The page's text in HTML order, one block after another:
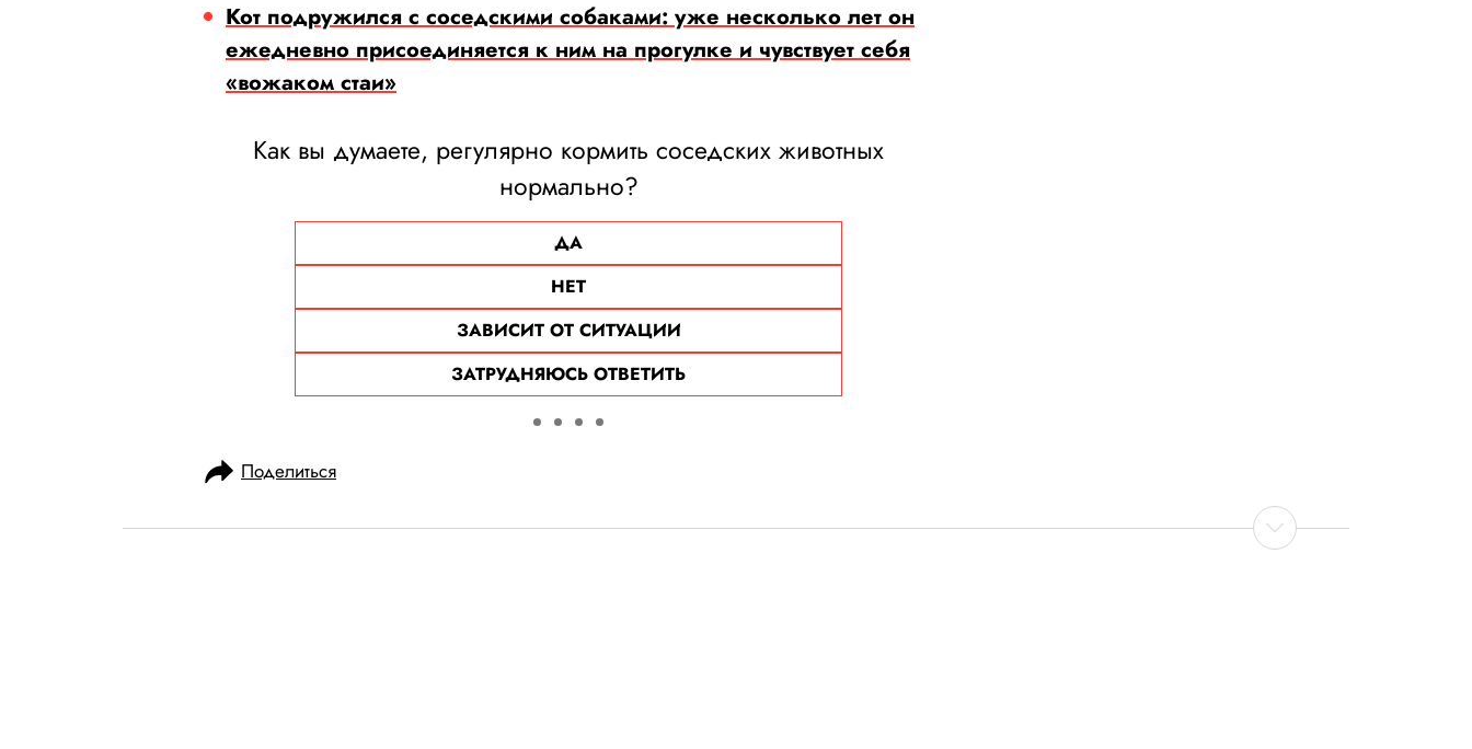
Кот подружился с соседскими собаками: уже несколько лет он
ежедневно присоединяется к ним на прогулке и чувствует себя
«вожаком стаи»
Как вы думаете, регулярно кормить соседских животных
нормально?
ДА
НЕТ
ЗАВИСИТ ОТ СИТУАЦИИ
ЗАТРУДНЯЮСЬ ОТВЕТИТЬ
Поделиться